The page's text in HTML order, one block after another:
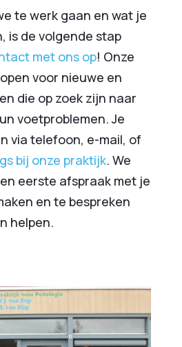
te werk gaan en wat je
is de volgende stap
met ons op! Onze
voor nieuwe en
die op zoek zijn naar
voetproblemen. Je
via telefoon, e-mail, of
bij onze praktijk. We
eerste afspraak met je
en te bespreken
helpen.